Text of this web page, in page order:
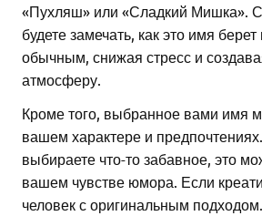
«Пухляш» или «Сладкий Мишка».
будете замечать, как это имя
обычным, снижая стресс и
атмосферу.
Кроме того, выбранное вами имя
вашем характере и
выбираете что-то забавное, это
вашем чувстве юмора. Если
человек с оригинальным